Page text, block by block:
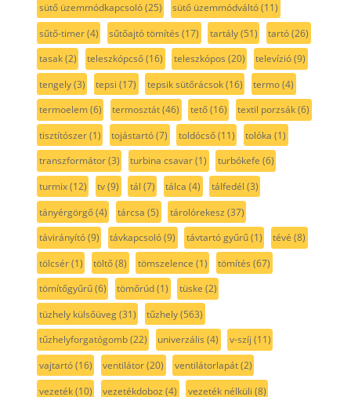
sütő üzemmódkapcsoló(25) sütő üzemmódváltó(11)
sűtő-timer(4) sűtőajtó tömítés (17) tartály(51) tartó(26)
tasak(2) teleszkópcső(16) teleszkópos (20) televízió(9)
tengely(3) tepsi (17) tepsik sütőrácsok(16) termo(4)
termoelem(6) termosztát(46) tető(16) textil porzsák(6)
tisztítószer(1) tojástartó(7) toldócső(11) tolóka (1)
transzformátor(3) turbina csavar(1) turbókefe (6)
turmix(12) tv(9) tál (7) tálca (4) tálfedél (3)
tányérgörgő(4) tárcsa (5) tárolórekesz (37)
távirányító(9) távkapcsoló(9) távtartó gyűrű(1) tévé (8)
tölcsér(1) töltő(8) tömszelence (1) tömítés (67)
tömítőgyűrű(6) tömőrúd(1) tüske (2)
tüzhely külsőüveg(31) tűzhely(563)
tűzhelyforgatógomb(22) univerzális (4) v-szíj (11)
vajtartó(16) ventilátor(20) ventilátorlapát(2)
vezeték(10) vezetékdoboz (4) vezeték nélküli (8)